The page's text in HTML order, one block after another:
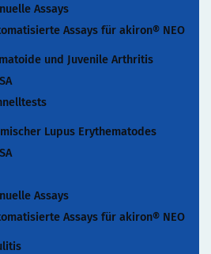
Assays
Assays für akiron® NEO
und Juvenile Arthritis
Lupus Erythematodes
Assays
Assays für akiron® NEO